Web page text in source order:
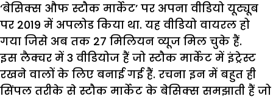
‘बेसिक्स औफ स्टौक मार्केट’ पर अपना वीडियो यूट्यूब
पर 2019 में अपलोड किया था. यह वीडियो वायरल हो
गया जिसे अब तक 27 मिलियन व्यूज मिल चुके हैं.
इस लैक्चर में 3 वीडियोज हैं जो स्टौक मार्केट में इंट्रेस्ट
रखने वालों के लिए बनाई गई हैं. रचना इन में बहुत ही
सिंपल तरीके से स्टौक मार्केट के बेसिक्स समझाती हैं जो